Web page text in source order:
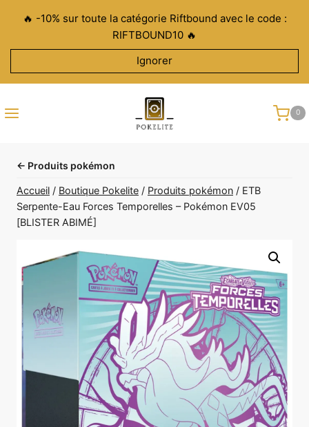
contenu
🔥 -10% sur toute la catégorie Riftbound avec le code :
RIFTBOUND10 🔥
Ignorer
0
← Produits pokémon
Accueil / Boutique Pokelite / Produits pokémon / ETB
Serpente-Eau Forces Temporelles – Pokémon EV05
[BLISTER ABIMÉ]